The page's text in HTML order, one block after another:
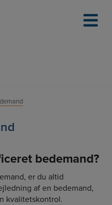
bedemand?
er du altid
af en bedemand,
kvalitetskontrol.